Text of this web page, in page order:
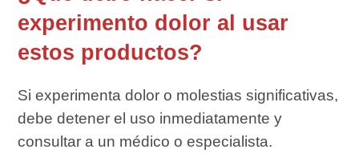
experimento dolor al usar
estos productos?
Si experimenta dolor o molestias significativas,
debe detener el uso inmediatamente y
consultar a un médico o especialista.